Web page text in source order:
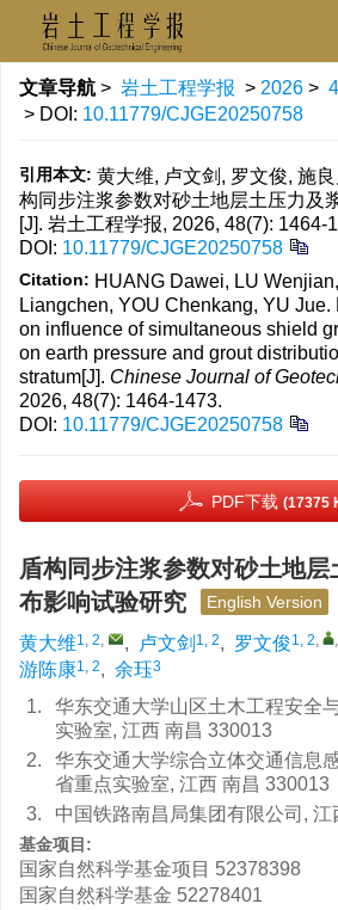
文章导航 > 岩土工程学报 > 2026 >
> DOI: 10.11779/CJGE20250758
引用本文: 黄大维, 卢文剑, 罗文俊, 施
构同步注浆参数对砂土地层土压力及
[J]. 岩土工程学报, 2026, 48(7): 1464-
DOI: 10.11779/CJGE20250758
Citation: HUANG Dawei, LU
Liangchen, YOU Chenkang, YU
on influence of simultaneous shield
on earth pressure and grout
stratum[J]. Chinese Journal of
2026, 48(7): 1464-1473.
DOI: 10.11779/CJGE20250758
PDF下载 (17375
盾构同步注浆参数对砂土地
布影响试验研究
English Version
黄大维1, 2, , 卢文剑 1, 2, 罗文俊1, 2, ,
游陈康1, 2, 余珏3
1.
华东交通大学山区土木工程安全
实验室, 江西 南昌 330013
2.
华东交通大学综合立体交通信息
省重点实验室, 江西 南昌 330013
3.
中国铁路南昌局集团有限公司,
基金项目:
国家自然科学基金项目 52378398
国家自然科学基金 52278401